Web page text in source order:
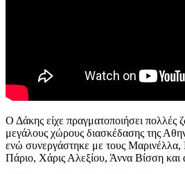
Ο Δάκης είχε πραγματοποιήσει πολλές
μεγάλους χώρους διασκέδασης της
ενώ συνεργάστηκε με τους
Πάριο, Χάρις Αλεξίου, Άννα Βίσση και